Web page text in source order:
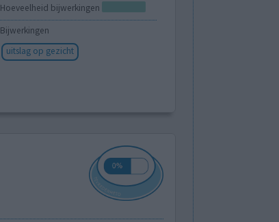
Hoeveelheid bijwerkingen
Bijwerkingen
uitslag op gezicht